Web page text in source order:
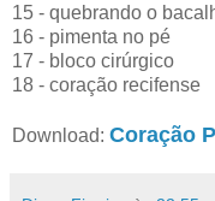
15 - quebrando o
16 - pimenta no pé
17 - bloco cirúrgico
18 - coração recifense
Download: Coração